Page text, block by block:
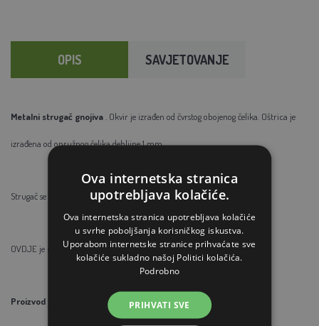
OPIS SAVJETOVANJE
Metalni strugač gnojiva . Okvir je izrađen od čvrstog obojenog čelika. Oštrica je
izrađena od opružnog čelika debljine 1 mm.
Strugač se isporučuje bez ručke.
OVDJE je moguće kupiti i rezervnu oštricu za proizvod.
Proizvod je dostupan u tri veličine:
Ova internetska stranica
upotrebljava kolačiće.
Ova internetska stranica upotrebljava kolačiće
u svrhe poboljšanja korisničkog iskustva.
Uporabom internetske stranice prihvaćate sve
kolačiće sukladno našoj Politici kolačića.
Podrobno
PRIHVATI SVE